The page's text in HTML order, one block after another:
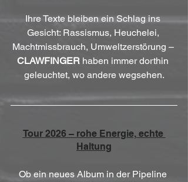
Ihre Texte bleiben ein Schlag ins
Gesicht: Rassismus, Heuchelei,
Machtmissbrauch, Umweltzerstörung –
CLAWFINGER haben immer dorthin
geleuchtet, wo andere wegsehen.
Tour 2026 – rohe Energie, echte
Haltung
Ob ein neues Album in der Pipeline